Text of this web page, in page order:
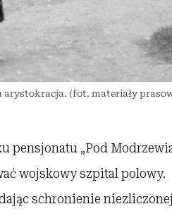
arystokracja. (fot. materiały
pensjonatu „Pod
wojskowy szpital polowy.
schronienie niezliczonej